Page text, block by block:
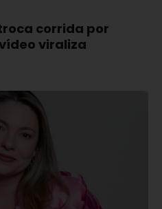
corrida por
viraliza